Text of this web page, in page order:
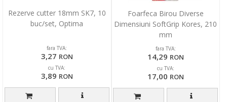
Rezerve cutter 18mm SK7, 10
buc/set, Optima
fara TVA:
3,27 RON
cu TVA:
3,89 RON
Foarfeca Birou Diverse
Dimensiuni SoftGrip Kores, 210
mm
fara TVA:
14,29 RON
cu TVA:
17,00 RON